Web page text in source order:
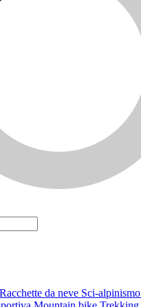
Racchette da neve Sci-alpinismo